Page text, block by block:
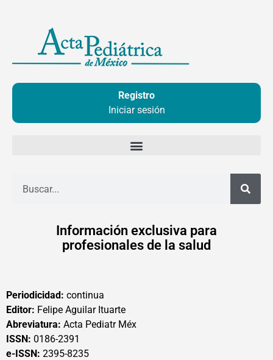
contenido
Registro
Iniciar sesión
Información exclusiva para
profesionales de la salud
Periodicidad: continua
Editor: Felipe Aguilar Ituarte
Abreviatura: Acta Pediatr Méx
ISSN: 0186-2391
e-ISSN: 2395-8235